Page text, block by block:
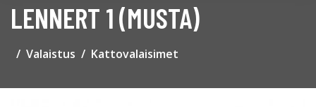
LENNERT 1 (MUSTA)
Valaistus Kattovalaisimet